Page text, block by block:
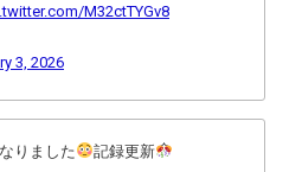
M32ctTYGv8
3, 2026
りました 記録更新